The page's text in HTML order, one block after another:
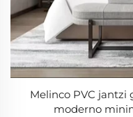
Melinco PVC jantzi
moderno